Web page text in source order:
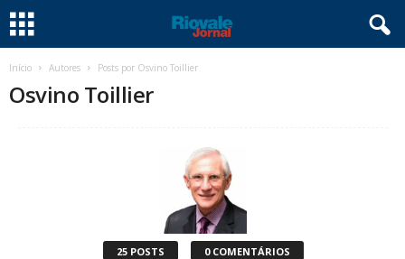
Início Autores Posts por Osvino Toillier
Osvino Toillier
25 POSTS 0 COMENTÁRIOS